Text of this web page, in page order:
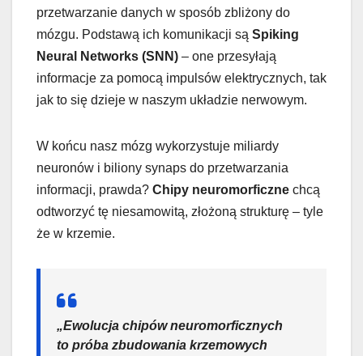
przetwarzanie danych w sposób zbliżony do
mózgu. Podstawą ich komunikacji są Spiking
Neural Networks (SNN) – one przesyłają
informacje za pomocą impulsów elektrycznych, tak
jak to się dzieje w naszym układzie nerwowym.
W końcu nasz mózg wykorzystuje miliardy
neuronów i biliony synaps do przetwarzania
informacji, prawda? Chipy neuromorficzne chcą
odtworzyć tę niesamowitą, złożoną strukturę – tyle
że w krzemie.
„Ewolucja chipów neuromorficznych
to próba zbudowania krzemowych